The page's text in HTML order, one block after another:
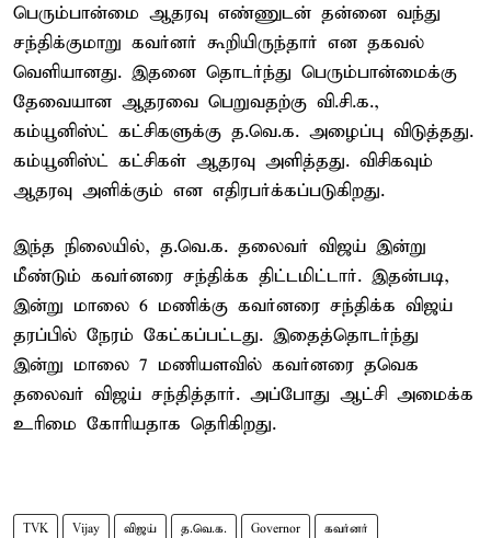
பெரும்பான்மை ஆதரவு எண்ணுடன் தன்னை வந்து
சந்திக்குமாறு கவர்னர் கூறியிருந்தார் என தகவல்
வெளியானது. இதனை தொடர்ந்து பெரும்பான்மைக்கு
தேவையான ஆதரவை பெறுவதற்கு வி.சி.க.,
கம்யூனிஸ்ட் கட்சிகளுக்கு த.வெ.க. அழைப்பு விடுத்தது.
கம்யூனிஸ்ட் கட்சிகள் ஆதரவு அளித்தது. விசிகவும்
ஆதரவு அளிக்கும் என எதிரபர்க்கப்படுகிறது.
இந்த நிலையில், த.வெ.க. தலைவர் விஜய் இன்று
மீண்டும் கவர்னரை சந்திக்க திட்டமிட்டார். இதன்படி,
இன்று மாலை 6 மணிக்கு கவர்னரை சந்திக்க விஜய்
தரப்பில் நேரம் கேட்கப்பட்டது. இதைத்தொடர்ந்து
இன்று மாலை 7 மணியளவில் கவர்னரை தவெக
தலைவர் விஜய் சந்தித்தார். அப்போது ஆட்சி அமைக்க
உரிமை கோரியதாக தெரிகிறது.
TVK Vijay விஜய் த.வெ.க. Governor கவர்னர்